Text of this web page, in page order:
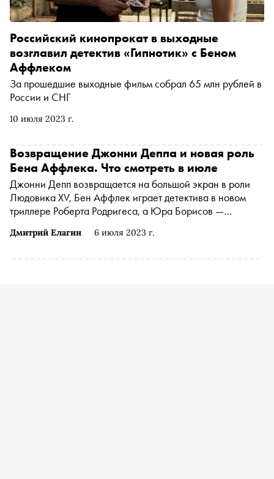
10 июля 2023 г.
Российский кинопрокат в выходные
возглавил детектив «Гипнотик» с Беном
Аффлеком
За прошедшие выходные фильм собрал 65 млн рублей в
России и СНГ
Дмитрий Елагин 6 июля 2023 г.
Возвращение Джонни Деппа и новая роль
Бена Аффлека. Что смотреть в июле
Джонни Депп возвращается на большой экран в роли
Людовика XV, Бен Аффлек играет детектива в новом
триллере Роберта Родригеса, а Юра Борисов —
самые интересные проекты середины лета